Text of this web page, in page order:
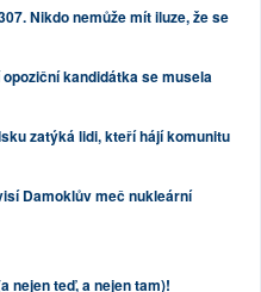
Nikdo nemůže mít iluze, že se
kandidátka se musela
zatýká lidi, kteří hájí komunitu
Damoklův meč nukleární
nejen teď, a nejen tam)!